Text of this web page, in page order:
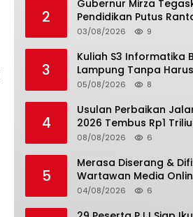
2
Gubernur Mirza
Pendidikan Putus
Kemiskinan
03/08/2026 9
3
Kuliah S3 Informatika
Lampung Tanpa
Luar Daerah
05/08/2026 8
4
Usulan Perbaikan
2026 Tembus Rp1
08/08/2026 6
5
Merasa Diserang &
Wartawan Media
04/08/2026 6